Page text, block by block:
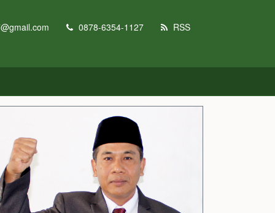
0878-6354-1127 RSS